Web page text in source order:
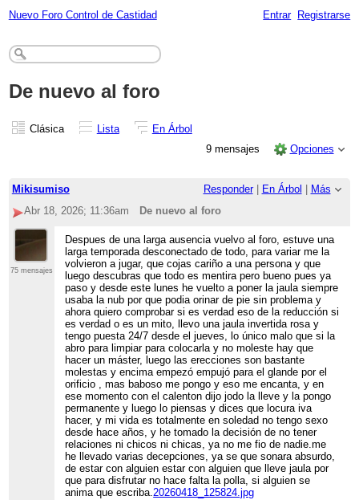
Nuevo Foro Control de Castidad Entrar Registrarse
De nuevo al foro
Clásica Lista
En Árbol
9 mensajes
Opciones
Mikisumiso Responder| En Árbol
Más
Abr 18, 2026; 11:36am
De nuevo al foro
75 mensajes
Despues de una larga ausencia vuelvo al foro, estuve una
larga temporada desconectado de todo, para variar me la
volvieron a jugar, que cojas cariño a una persona y que
luego descubras que todo es mentira pero bueno pues ya
paso y desde este lunes he vuelto a poner la jaula siempre
usaba la nub por que podia orinar de pie sin problema y
ahora quiero comprobar si es verdad eso de la reducción si
es verdad o es un mito, llevo una jaula invertida rosa y
tengo puesta 24/7 desde el jueves, lo único malo que si la
abro para limpiar para colocarla y no moleste hay que
hacer un máster, luego las erecciones son bastante
molestas y encima empezó empujó para el glande por el
orificio , mas baboso me pongo y eso me encanta, y en
ese momento con el calenton dijo jodo la lleve y la pongo
permanente y luego lo piensas y dices que locura iva
hacer, y mi vida es totalmente en soledad no tengo sexo
desde hace años, y he tomado la decisión de no tener
relaciones ni chicos ni chicas, ya no me fio de nadie.me
he llevado varias decepciones, ya se que sonara absurdo,
de estar con alguien estar con alguien que lleve jaula por
que para disfrutar no hace falta la polla, si alguien se
anima que escriba.20260418_125824.jpg